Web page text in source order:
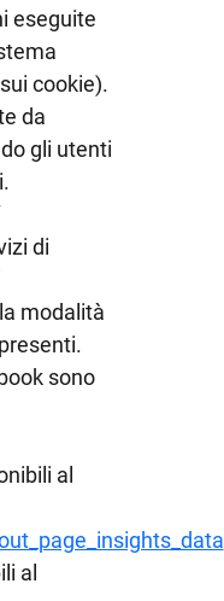
eseguite
cookie).
da
gli utenti
di
modalità
sono
al
al